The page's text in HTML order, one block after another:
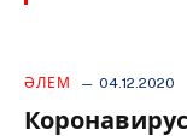
ӘЛЕМ 04.12.2020